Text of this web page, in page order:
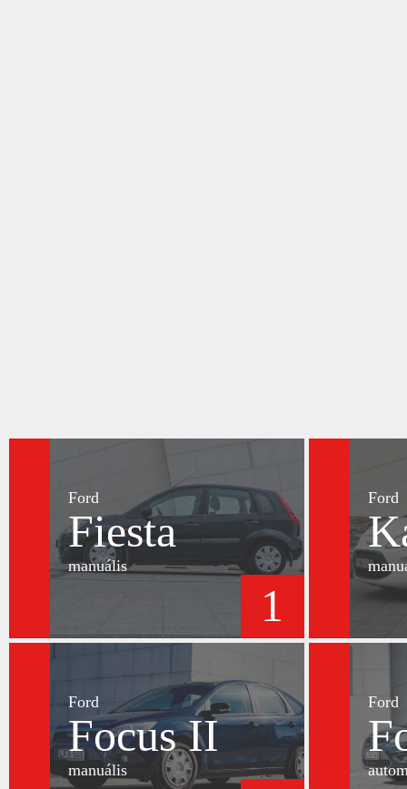
Ford
Fiesta
manuális
1
Ford
Ford
Focus II
manuális
Ford